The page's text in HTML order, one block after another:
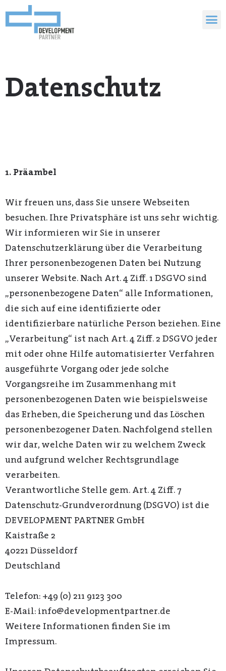
Datenschutz
1. Präambel
Wir freuen uns, dass Sie unsere Webseiten
besuchen. Ihre Privatsphäre ist uns sehr wichtig.
Wir informieren wir Sie in unserer
Datenschutzerklärung über die Verarbeitung
Ihrer personenbezogenen Daten bei Nutzung
unserer Website. Nach Art. 4 Ziff. 1 DSGVO sind
„personenbezogene Daten“ alle Informationen,
die sich auf eine identifizierte oder
identifizierbare natürliche Person beziehen. Eine
„Verarbeitung“ ist nach Art. 4 Ziff. 2 DSGVO jeder
mit oder ohne Hilfe automatisierter Verfahren
ausgeführte Vorgang oder jede solche
Vorgangsreihe im Zusammenhang mit
personenbezogenen Daten wie beispielsweise
das Erheben, die Speicherung und das Löschen
personenbezogener Daten. Nachfolgend stellen
wir dar, welche Daten wir zu welchem Zweck
und aufgrund welcher Rechtsgrundlage
verarbeiten.
Verantwortliche Stelle gem. Art. 4 Ziff. 7
Datenschutz-Grundverordnung (DSGVO) ist die
DEVELOPMENT PARTNER GmbH
Kaistraße 2
40221 Düsseldorf
Deutschland
Telefon: +49 (0) 211 9123 300
E-Mail: info@developmentpartner.de
Weitere Informationen finden Sie im
Impressum.